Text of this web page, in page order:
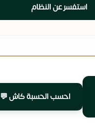
استفسر عن النظام
احسب الحسبة كاش 💬